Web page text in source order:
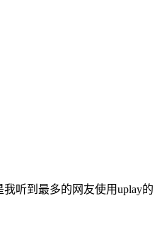
听到最多的网友使用uplay的